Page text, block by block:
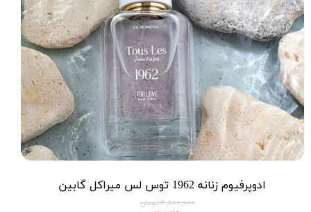
ادوپرفیوم زنانه 1962 توس لس میراکل گابین
۳,۸۰۰,۰۰۰ تومان